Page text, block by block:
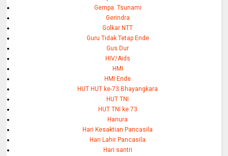
Gempa. Tsunami
Gerindra
Golkar NTT
Guru Tidak Tetap Ende
Gus Dur
HIV/Aids
HMI
HMI Ende
HUT HUT ke-73 Bhayangkara
HUT TNI
HUT TNI ke 73
Hanura
Hari Kesaktian Pancasila
Hari Lahir Pancasila
Hari santri